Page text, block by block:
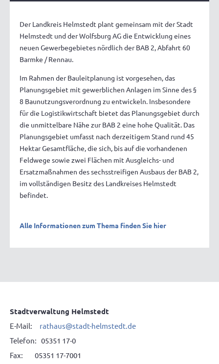
Der Landkreis Helmstedt plant gemeinsam mit der Stadt
Helmstedt und der Wolfsburg AG die Entwicklung eines
neuen Gewerbegebietes nördlich der BAB 2, Abfahrt 60
Barmke / Rennau.
Im Rahmen der Bauleitplanung ist vorgesehen, das
Planungsgebiet mit gewerblichen Anlagen im Sinne des §
8 Baunutzungsverordnung zu entwickeln. Insbesondere
für die Logistikwirtschaft bietet das Planungsgebiet durch
die unmittelbare Nähe zur BAB 2 eine hohe Qualität. Das
Planungsgebiet umfasst nach derzeitigem Stand rund 45
Hektar Gesamtfläche, die sich, bis auf die vorhandenen
Feldwege sowie zwei Flächen mit Ausgleichs- und
Ersatzmaßnahmen des sechsstreifigen Ausbaus der BAB 2,
im vollständigen Besitz des Landkreises Helmstedt
befindet.
Alle Informationen zum Thema finden Sie hier
Stadtverwaltung Helmstedt
E-Mail: rathaus@stadt-helmstedt.de
Telefon: 05351 17-0
Fax: 05351 17-7001